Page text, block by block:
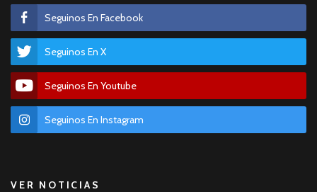
Seguinos En Facebook
Seguinos En X
Seguinos En Youtube
Seguinos En Instagram
VER NOTICIAS